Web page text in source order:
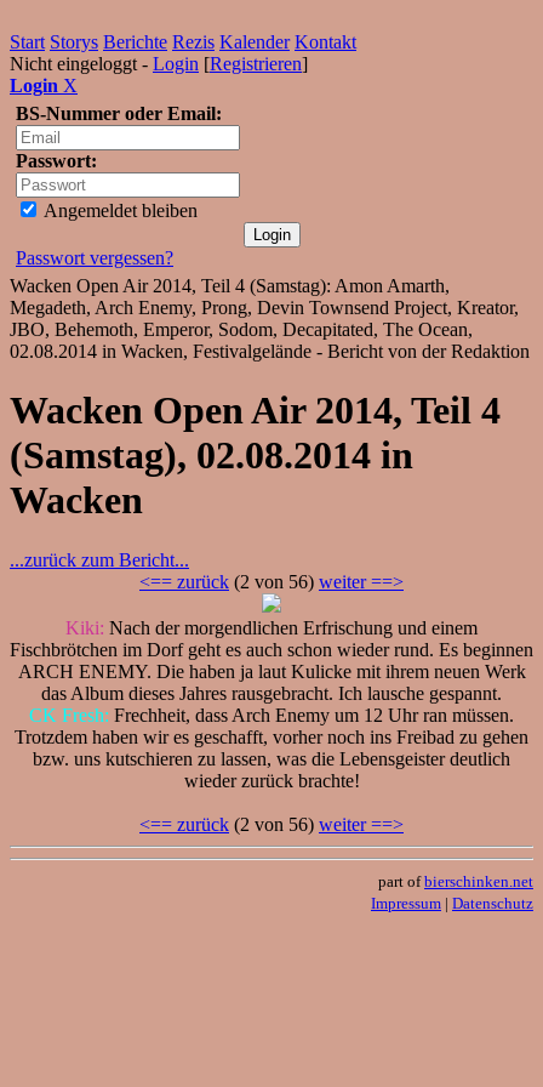
Start Storys Berichte Rezis Kalender Kontakt
Nicht eingeloggt - Login [Registrieren]
Login X
BS-Nummer oder Email:
Passwort:
Angemeldet bleiben
Passwort vergessen?
Wacken Open Air 2014, Teil 4 (Samstag): Amon Amarth,
Megadeth, Arch Enemy, Prong, Devin Townsend Project, Kreator,
JBO, Behemoth, Emperor, Sodom, Decapitated, The Ocean,
02.08.2014 in Wacken, Festivalgelände - Bericht von der Redaktion
Wacken Open Air 2014, Teil 4
(Samstag), 02.08.2014 in
Wacken
...zurück zum Bericht...
<== zurück (2 von 56) weiter ==>
Kiki: Nach der morgendlichen Erfrischung und einem
Fischbrötchen im Dorf geht es auch schon wieder rund. Es beginnen
ARCH ENEMY. Die haben ja laut Kulicke mit ihrem neuen Werk
das Album dieses Jahres rausgebracht. Ich lausche gespannt.
CK Fresh: Frechheit, dass Arch Enemy um 12 Uhr ran müssen.
Trotzdem haben wir es geschafft, vorher noch ins Freibad zu gehen
bzw. uns kutschieren zu lassen, was die Lebensgeister deutlich
wieder zurück brachte!
<== zurück (2 von 56) weiter ==>
part ofbierschinken.net
Impressum | Datenschutz